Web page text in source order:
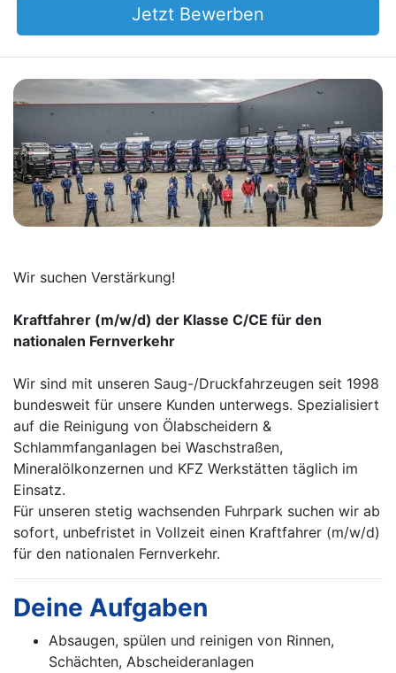
Jetzt Bewerben
Wir suchen Verstärkung!
Kraftfahrer (m/w/d) der Klasse C/CE für den
nationalen Fernverkehr
Wir sind mit unseren Saug-/Druckfahrzeugen seit 1998
bundesweit für unsere Kunden unterwegs. Spezialisiert
auf die Reinigung von Ölabscheidern &
Schlammfanganlagen bei Waschstraßen,
Mineralölkonzernen und KFZ Werkstätten täglich im
Einsatz.
Für unseren stetig wachsenden Fuhrpark suchen wir ab
sofort, unbefristet in Vollzeit einen Kraftfahrer (m/w/d)
für den nationalen Fernverkehr.
Deine Aufgaben
Absaugen, spülen und reinigen von Rinnen,
Schächten, Abscheideranlagen